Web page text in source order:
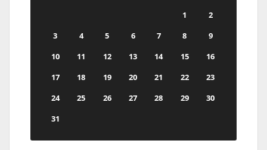
1
2
3
4 5 6 7 8
9
10
11 12 13 14 15
16
17
18 19 20 21 22
23
24
25 26 27 28 29
30
31